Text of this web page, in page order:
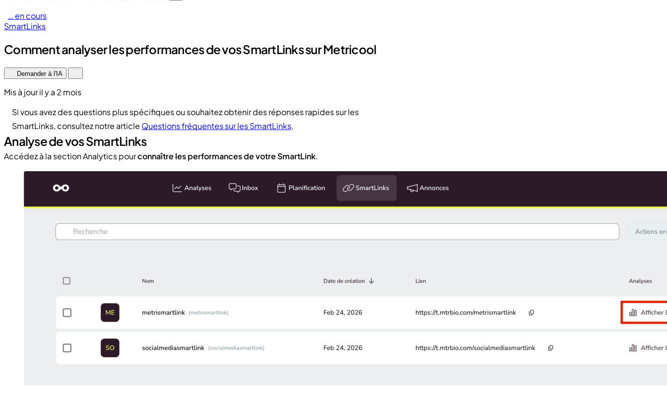
… en cours
SmartLinks
Comment analyser les performances de vos SmartLinks sur Metricool
Demander à l'IA
Mis à jour il y a 2 mois
Si vous avez des questions plus spécifiques ou souhaitez obtenir des réponses rapides sur les
SmartLinks, consultez notre article Questions fréquentes sur les SmartLinks.
Analyse de vos SmartLinks
Accédez à la section Analytics pourconnaître les performances de votre SmartLink.